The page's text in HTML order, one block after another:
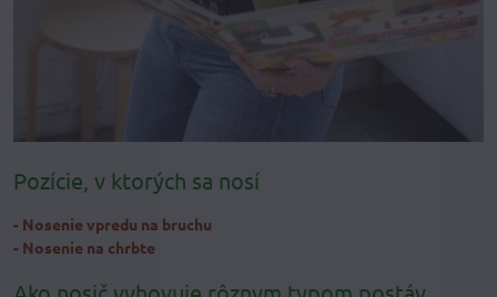
Pozície, v ktorých sa nosí
- Nosenie vpredu na bruchu
- Nosenie na chrbte